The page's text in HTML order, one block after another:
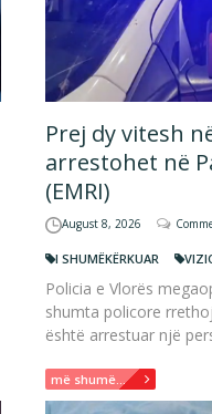
Prej dy vitesh
arrestohet në
(EMRI)
August 8, 2026
I SHUMËKËRKUAR
Policia e Vlorës
shumta policore
është arrestuar një
më shumë...